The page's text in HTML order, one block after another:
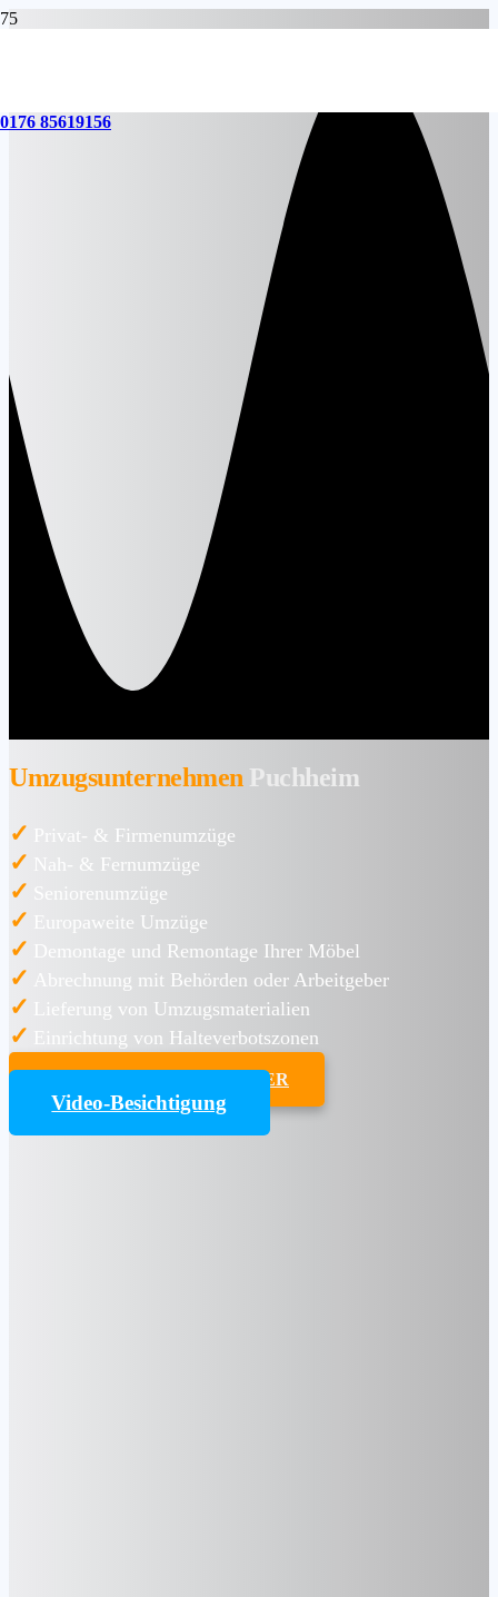
0176 85619156
Umzugsunternehmen Puchheim
✓ Privat- & Firmenumzüge
✓ Nah- & Fernumzüge
✓ Seniorenumzüge
✓ Europaweite Umzüge
✓ Demontage und Remontage Ihrer Möbel
✓ Abrechnung mit Behörden oder Arbeitgeber
✓ Lieferung von Umzugsmaterialien
✓ Einrichtung von Halteverbotszonen
UMZUGSKOSTENRECHNER
Video-Besichtigung